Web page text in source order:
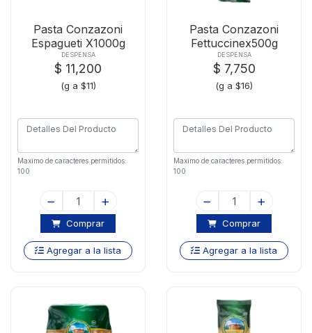
Pasta Conzazoni
Espagueti X1000g
DESPENSA
$ 11,200
(g a $11)
Maximo de caracteres permitidos:
100
Comprar
Agregar a la lista
Pasta Conzazoni
Fettuccinex500g
DESPENSA
$ 7,750
(g a $16)
Maximo de caracteres permitidos:
100
Comprar
Agregar a la lista